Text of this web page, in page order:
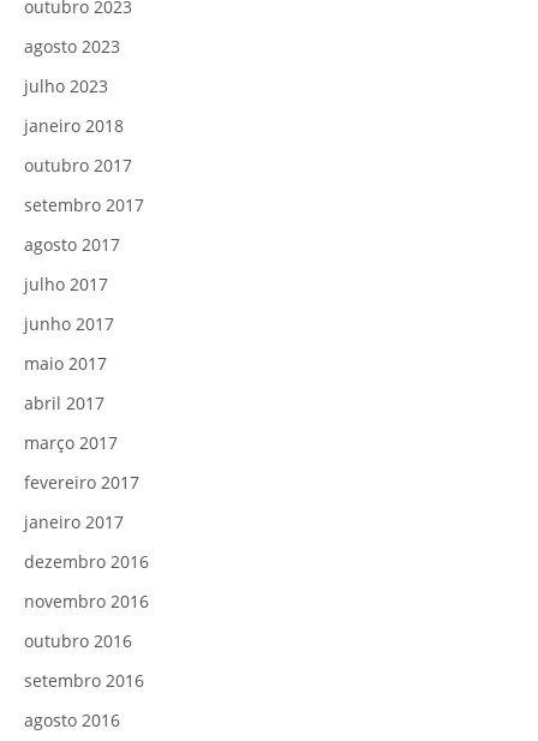
outubro 2023
agosto 2023
julho 2023
janeiro 2018
outubro 2017
setembro 2017
agosto 2017
julho 2017
junho 2017
maio 2017
abril 2017
março 2017
fevereiro 2017
janeiro 2017
dezembro 2016
novembro 2016
outubro 2016
setembro 2016
agosto 2016